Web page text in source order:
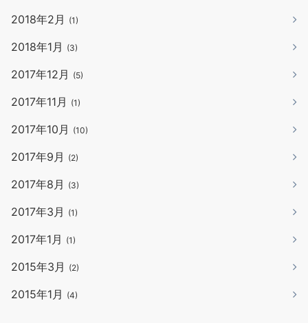
2018年2月 (1)
2018年1月 (3)
2017年12月 (5)
2017年11月 (1)
2017年10月 (10)
2017年9月 (2)
2017年8月 (3)
2017年3月 (1)
2017年1月 (1)
2015年3月 (2)
2015年1月 (4)